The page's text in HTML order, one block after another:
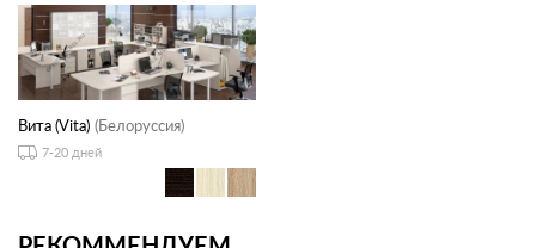
Вита (Vita) (Белоруссия)
7-20 дней